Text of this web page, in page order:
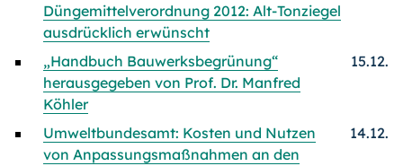
Düngemittelverordnung 2012: Alt-Tonziegel
ausdrücklich erwünscht
„Handbuch Bauwerksbegrünung“
herausgegeben von Prof. Dr. Manfred
Köhler
15.12.
Umweltbundesamt: Kosten und Nutzen
von Anpassungsmaßnahmen an den
14.12.